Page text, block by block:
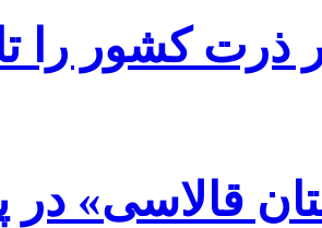
۸۵ درصد بذر ذرت
قالاسی» در